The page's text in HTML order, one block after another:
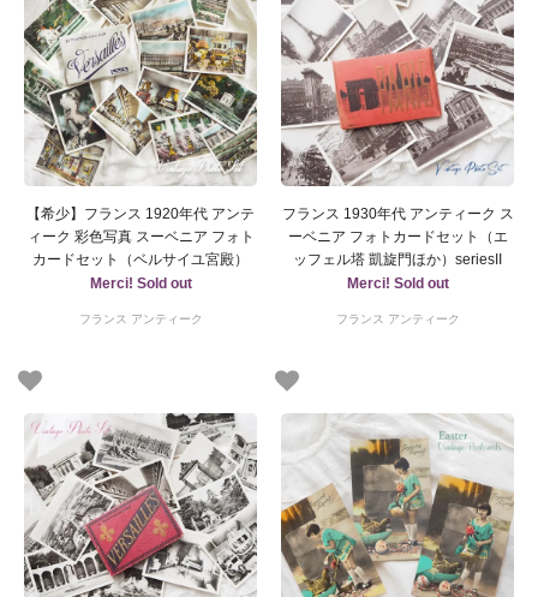
【希少】フランス 1920年代 アンテ
ィーク 彩色写真 スーベニア フォト
カードセット（ベルサイユ宮殿）
Merci! Sold out
フランス アンティーク
フランス 1930年代 アンティーク ス
ーベニア フォトカードセット（エ
ッフェル塔 凱旋門ほか）seriesII
Merci! Sold out
フランス アンティーク